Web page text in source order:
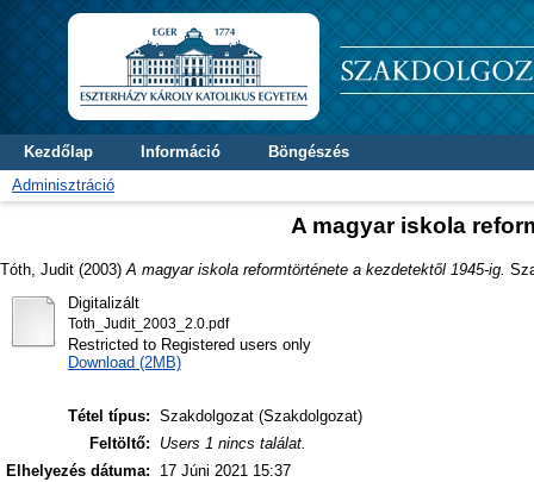
Kezdőlap Információ
Böngészés
Adminisztráció
A magyar iskola
Tóth, Judit (2003) A magyar iskola reformtörténete a kezdetektől 1945-ig.
Digitalizált
Toth_Judit_2003_2.0.pdf
Restricted to Registered users only
Download (2MB)
Tétel típus: Szakdolgozat (Szakdolgozat)
Feltöltő:
Users 1 nincs találat.
Elhelyezés dátuma:
17 Júni 2021 15:37